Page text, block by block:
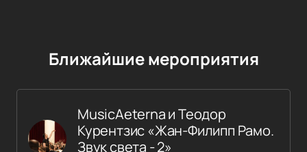
Ближайшие мероприятия
MusicAeterna и Теодор
Курентзис «Жан-Филипп Рамо.
Звук света - 2»